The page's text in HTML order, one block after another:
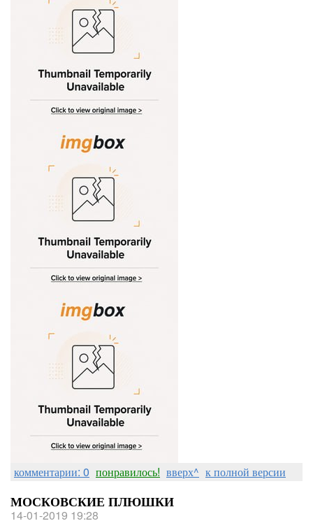
комментарии: 0 понравилось! вверх^ к полной версии
МОСКОВСКИЕ ПЛЮШКИ
14-01-2019 19:28